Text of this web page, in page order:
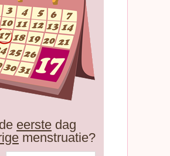
eerste dag
menstruatie?